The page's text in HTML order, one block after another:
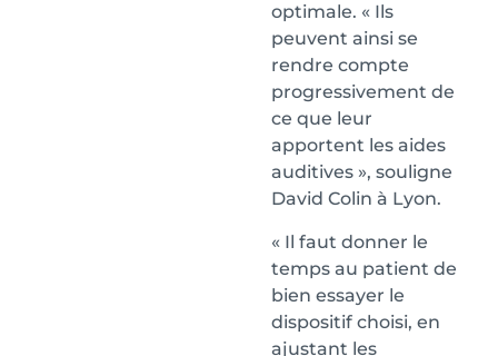
optimale. « Ils
peuvent ainsi se
rendre compte
progressivement de
ce que leur
apportent les aides
auditives », souligne
David Colin à Lyon.
« Il faut donner le
temps au patient de
bien essayer le
dispositif choisi, en
ajustant les